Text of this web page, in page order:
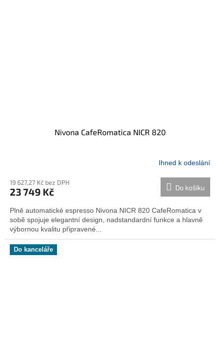
Nivona CafeRomatica NICR 820
Ihned k odeslání
19 627,27 Kč bez DPH
23 749 Kč Do košíku
Plně automatické espresso Nivona NICR 820 CafeRomatica v
sobě spojuje elegantní design, nadstandardní funkce a hlavně
výbornou kvalitu připravené...
Do kanceláře